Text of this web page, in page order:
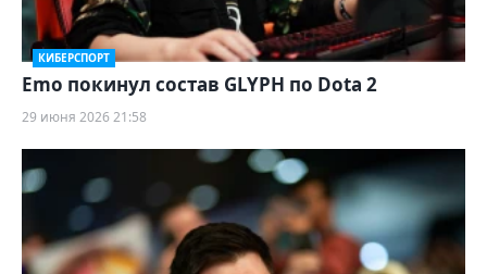
КИБЕРСПОРТ
Emo покинул состав GLYPH по Dota 2
29 июня 2026 21:58